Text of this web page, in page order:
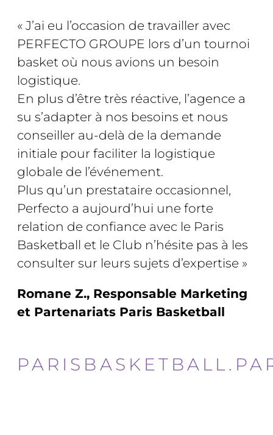
« J’ai eu l’occasion de travailler avec
PERFECTO GROUPE lors d’un tournoi
basket où nous avions un besoin
logistique.
En plus d’être très réactive, l’agence a
su s’adapter à nos besoins et nous
conseiller au-delà de la demande
initiale pour faciliter la logistique
globale de l’événement.
Plus qu’un prestataire occasionnel,
Perfecto a aujourd’hui une forte
relation de confiance avec le Paris
Basketball et le Club n’hésite pas à les
consulter sur leurs sujets d’expertise »
Romane Z., Responsable Marketing
et Partenariats Paris Basketball